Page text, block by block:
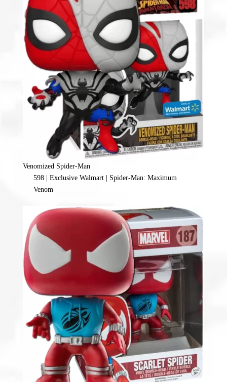
Venomized Spider-Man
598 | Exclusive Walmart | Spider-Man: Maximum
Venom